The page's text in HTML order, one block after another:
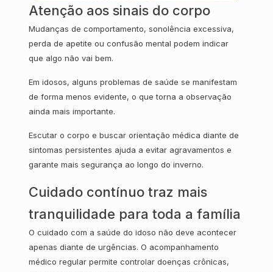
Atenção aos sinais do corpo
Mudanças de comportamento, sonolência excessiva,
perda de apetite ou confusão mental podem indicar
que algo não vai bem.
Em idosos, alguns problemas de saúde se manifestam
de forma menos evidente, o que torna a observação
ainda mais importante.
Escutar o corpo e buscar orientação médica diante de
sintomas persistentes ajuda a evitar agravamentos e
garante mais segurança ao longo do inverno.
Cuidado contínuo traz mais
tranquilidade para toda a família
O cuidado com a saúde do idoso não deve acontecer
apenas diante de urgências. O acompanhamento
médico regular permite controlar doenças crônicas,